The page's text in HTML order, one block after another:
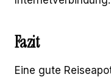
Fazit
Eine gute